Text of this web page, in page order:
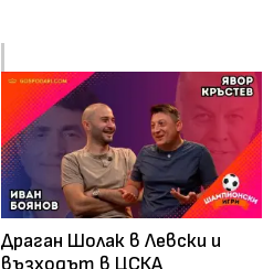
Драган Шолак в Левски и
възходът в ЦСКА